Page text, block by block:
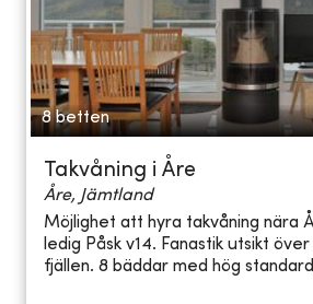
8 betten
Takvåning i Åre
Åre, Jämtland
Möjlighet att hyra takvåning nära
ledig Påsk v14. Fanastik utsikt
fjällen. 8 bäddar med hög